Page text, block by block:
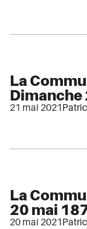
La
Dimanche
21 mai 2021
La
20 mai
20 mai 2021